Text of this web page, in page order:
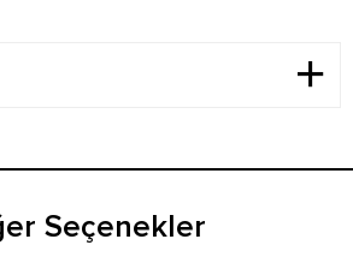
Seçenekler